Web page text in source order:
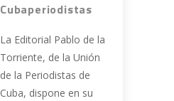
Cubaperiodistas
La Editorial Pablo de la
Torriente, de la Unión
de la Periodistas de
Cuba, dispone en su